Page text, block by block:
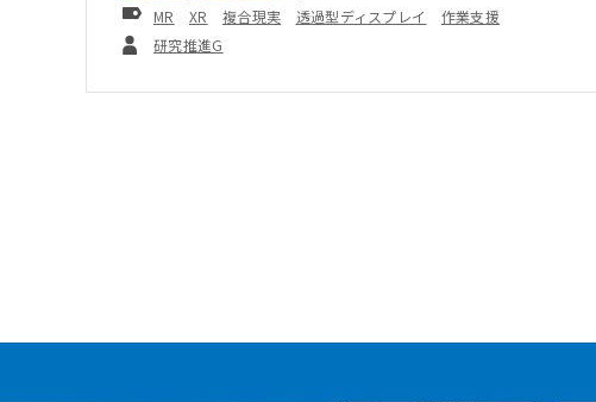
キーワード
MR XR 複合現実 透過型ディスプレイ
作業支援
お問い合わせ
研究推進G